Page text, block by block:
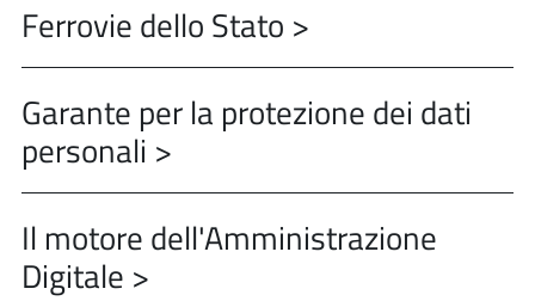
Ferrovie dello Stato >
Garante per la protezione dei dati
personali >
Il motore dell'Amministrazione
Digitale >